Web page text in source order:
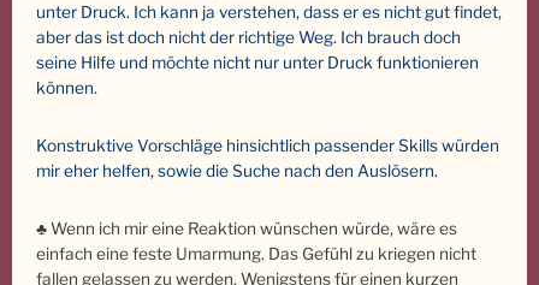
unter Druck. Ich kann ja verstehen, dass er es nicht gut findet,
aber das ist doch nicht der richtige Weg. Ich brauch doch
seine Hilfe und möchte nicht nur unter Druck funktionieren
können.
Konstruktive Vorschläge hinsichtlich passender Skills würden
mir eher helfen, sowie die Suche nach den Auslösern.
♣ Wenn ich mir eine Reaktion wünschen würde, wäre es
einfach eine feste Umarmung. Das Gefühl zu kriegen nicht
fallen gelassen zu werden. Wenigstens für einen kurzen